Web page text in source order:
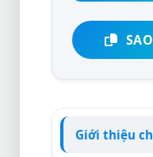
Giới thiệu